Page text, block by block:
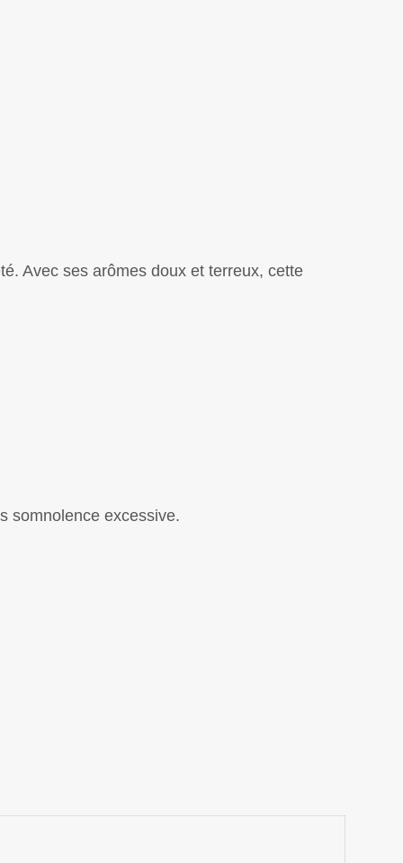
Avec ses arômes doux et terreux, cette
somnolence excessive.